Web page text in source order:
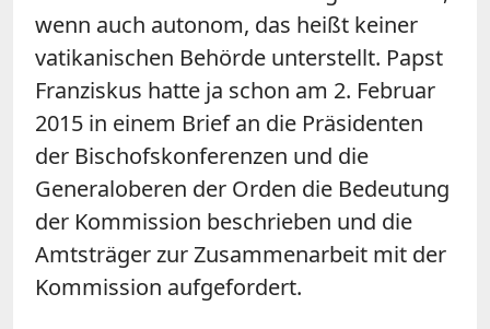
wenn auch autonom, das heißt keiner
vatikanischen Behörde unterstellt. Papst
Franziskus hatte ja schon am 2. Februar
2015 in einem Brief an die Präsidenten
der Bischofskonferenzen und die
Generaloberen der Orden die Bedeutung
der Kommission beschrieben und die
Amtsträger zur Zusammenarbeit mit der
Kommission aufgefordert.